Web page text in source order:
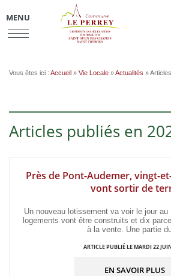
MENU
Vous êtes ici : Accueil » Vie Locale »Actualités »
Articles publiés en
Près de Pont-Audemer, vingt-
vont sortir de
Un nouveau lotissement va voir le jour au
logements vont être construits et dix
à la vente. Une partie
ARTICLE PUBLIÉ LE MARDI 22
EN SAVOIR PLUS